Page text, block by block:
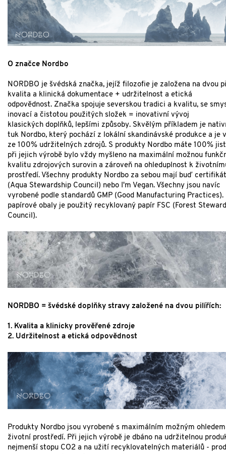
O značce Nordbo
NORDBO je švédská značka, jejíž filozofie je založena na dvou
kvalita a klinická dokumentace + udržitelnost a etická
odpovědnost. Značka spojuje severskou tradici a kvalitu, se
inovací a čistotou použitých složek = inovativní vývoj
klasických doplňků, lepšími způsoby. Skvělým příkladem je
tuk Nordbo, který pochází z lokální skandinávské produkce a je
ze 100% udržitelných zdrojů. S produkty Nordbo máte 100%
při jejich výrobě bylo vždy myšleno na maximální možnou
kvalitu zdrojových surovin a zároveň na ohleduplnost k
prostředí. Všechny produkty Nordbo za sebou mají buď
(Aqua Stewardship Council) nebo I'm Vegan. Všechny jsou navíc
vyrobené podle standardů GMP (Good Manufacturing Practices).
papírové obaly je použitý recyklovaný papír FSC (Forest
Council).
NORDBO = švédské doplňky stravy založené na dvou pilířích:
1. Kvalita a klinicky prověřené zdroje
2. Udržitelnost a etická odpovědnost
Produkty Nordbo jsou vyrobené s maximálním možným
životní prostředí. Při jejich výrobě je dbáno na udržitelnou
nejmenší stopu CO2 a na užití recyklovatelných materiálů -